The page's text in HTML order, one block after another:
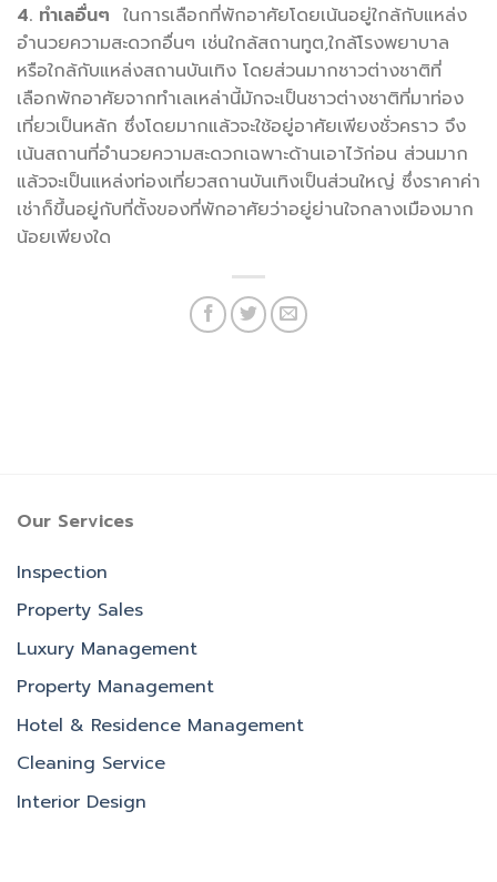
4. ทำเลอื่นๆ ในการเลือกที่พักอาศัยโดยเน้นอยู่ใกล้กับแหล่ง
อำนวยความสะดวกอื่นๆ เช่นใกล้สถานทูต,ใกล้โรงพยาบาล
หรือใกล้กับแหล่งสถานบันเทิง โดยส่วนมากชาวต่างชาติที่
เลือกพักอาศัยจากทำเลเหล่านี้มักจะเป็นชาวต่างชาติที่มาท่อง
เที่ยวเป็นหลัก ซึ่งโดยมากแล้วจะใช้อยู่อาศัยเพียงชั่วคราว จึง
เน้นสถานที่อำนวยความสะดวกเฉพาะด้านเอาไว้ก่อน ส่วนมาก
แล้วจะเป็นแหล่งท่องเที่ยวสถานบันเทิงเป็นส่วนใหญ่ ซึ่งราคาค่า
เช่าก็ขึ้นอยู่กับที่ตั้งของที่พักอาศัยว่าอยู่ย่านใจกลางเมืองมาก
น้อยเพียงใด
Our Services
Inspection
Property Sales
Luxury Management
Property Management
Hotel & Residence Management
Cleaning Service
Interior Design